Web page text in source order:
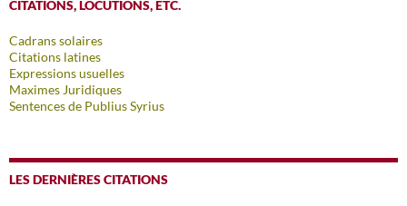
CITATIONS, LOCUTIONS, ETC.
Cadrans solaires
Citations latines
Expressions usuelles
Maximes Juridiques
Sentences de Publius Syrius
LES DERNIÈRES CITATIONS